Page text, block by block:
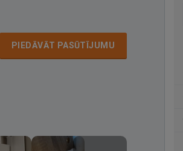
PIEDĀVĀT PASŪTĪJUMU